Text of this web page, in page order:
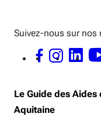
Suivez-nous sur nos
FACEBOOK -
INSTAGRAM -
LINKEDIN -
Le Guide des
Aquitaine